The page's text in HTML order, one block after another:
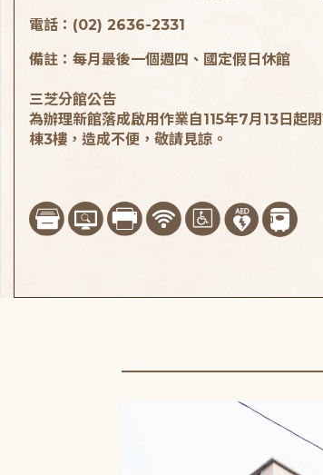
電話：(02) 2636-2331
備註：每月最後一個週四、國定假日休館
三芝分館公告
為辦理新館落成啟用作業自115年7月13日起
棟3樓，造成不便，敬請見諒。